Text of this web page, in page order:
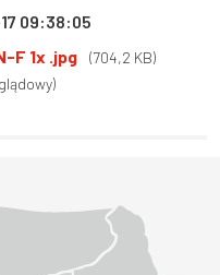
09:38:05
F 1x .jpg
(704,2 KB)